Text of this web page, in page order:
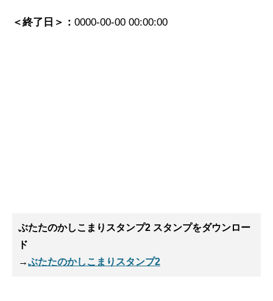
＜終了日＞： 0000-00-00 00:00:00
ぶたたのかしこまりスタンプ2 スタンプをダウンロー
ド
→ぶたたのかしこまりスタンプ2